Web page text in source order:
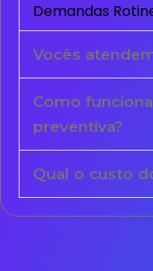
Demandas
Vocês
Como
preventiva?
Qual o custo